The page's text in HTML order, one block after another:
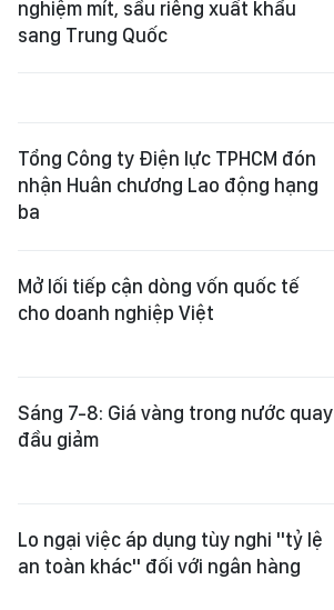
nghiệm mít, sầu riêng xuất khẩu
sang Trung Quốc
Tổng Công ty Điện lực TPHCM đón
nhận Huân chương Lao động hạng
ba
Mở lối tiếp cận dòng vốn quốc tế
cho doanh nghiệp Việt
Sáng 7-8: Giá vàng trong nước quay
đầu giảm
Lo ngại việc áp dụng tùy nghi "tỷ lệ
an toàn khác" đối với ngân hàng